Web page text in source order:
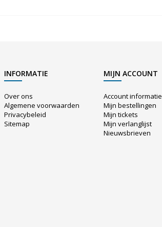
INFORMATIE
Over ons
Algemene voorwaarden
Privacybeleid
Sitemap
MIJN ACCOUNT
Account informatie
Mijn bestellingen
Mijn tickets
Mijn verlanglijst
Nieuwsbrieven